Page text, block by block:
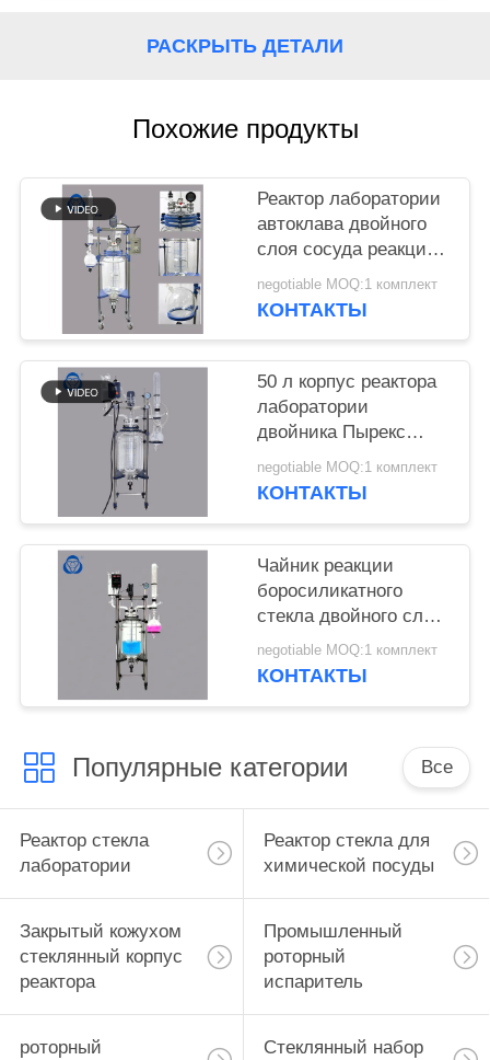
ПОЛИТИКАРАСКРЫТЬ ДЕТАЛИ
Похожие продукты
Реактор лаборатории
автоклава двойного
слоя сосуда реакции
стеклянный с
конденсатором
negotiable MOQ:1 комплект
КОНТАКТЫ
50 л корпус реактора
лаборатории
двойника Пырекс
закрытый кожухом
стеклянный с
negotiable MOQ:1 комплект
КОНТАКТЫ
Чайник реакции
боросиликатного
стекла двойного слоя
высокий с агитатором
реактора
negotiable MOQ:1 комплект
КОНТАКТЫ
Популярные категории Все
Реактор стекла
лаборатории
Реактор стекла для
химической посуды
Закрытый кожухом
стеклянный корпус
реактора
Промышленный
роторный
испаритель
роторный Стеклянный набор